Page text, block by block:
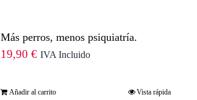
Más perros, menos psiquiatría.
19,90 € IVA Incluido
Añadir al carrito Vista rápida